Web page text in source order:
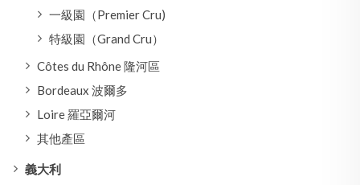
一級園（Premier Cru)
特級園（Grand Cru）
Côtes du Rhône 隆河區
Bordeaux 波爾多
Loire 羅亞爾河
其他產區
義大利